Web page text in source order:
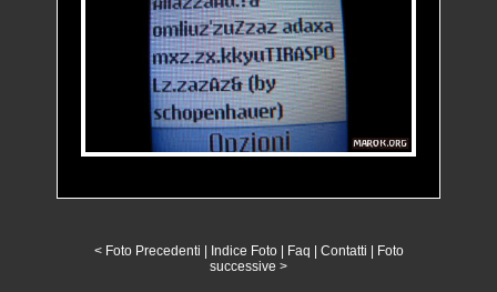
< Foto Precedenti Indice Foto| Faq Contatti
Foto
successive >